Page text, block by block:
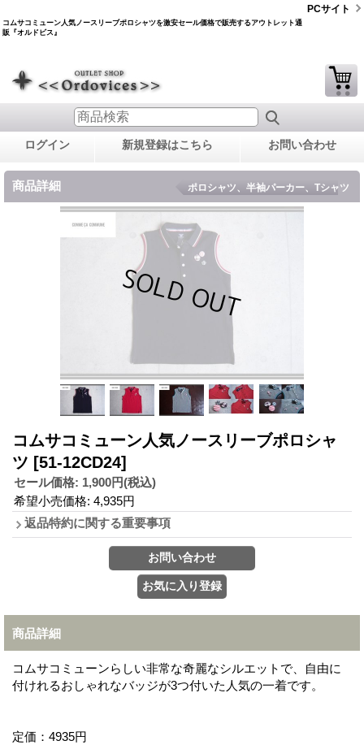
コムサコミューン人気ノースリーブポロシャツを激安セール価格で販売するアウトレット通
販『オルドビス』
PCサイト
ログイン 新規登録はこちら お問い合わせ
商品詳細 ポロシャツ、半袖パーカー、Tシャツ
コムサコミューン人気ノースリーブポロシャ
ツ [51-12CD24]
セール価格: 1,900円(税込)
希望小売価格: 4,935円
返品特約に関する重要事項
商品詳細
コムサコミューンらしい非常な奇麗なシルエットで、自由に
付けれるおしゃれなバッジが3つ付いた人気の一着です。
定価：4935円